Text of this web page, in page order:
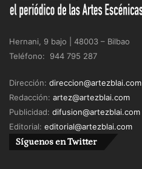
Hernani, 9 bajo | 48003 – Bilbao
Teléfono: 944 795 287
Dirección: direccion@artezblai.com
Redacción: artez@artezblai.com
Publicidad: difusion@artezblai.com
Editorial: editorial@artezblai.com
Síguenos en Twitter